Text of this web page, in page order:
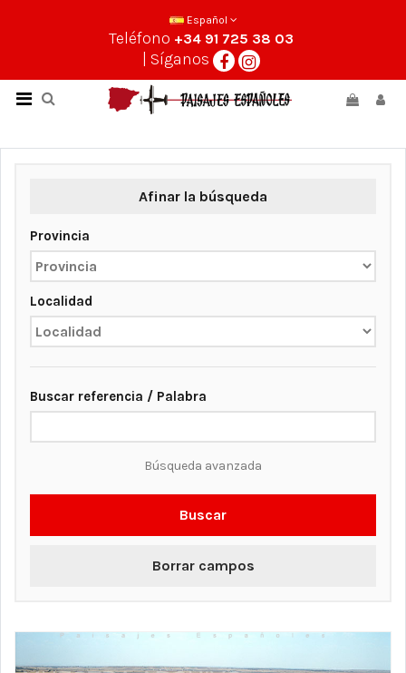
Español
Teléfono +34 91 725 38 03
| Síganos
Afinar la búsqueda
Provincia
Localidad
Buscar referencia / Palabra
Búsqueda avanzada
Buscar
Borrar campos